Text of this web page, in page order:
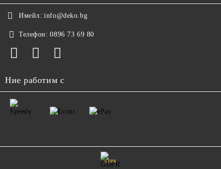
Имейл: info@deko.bg
Телефон: 0896 73 69 80
Ние работим с
GDPR